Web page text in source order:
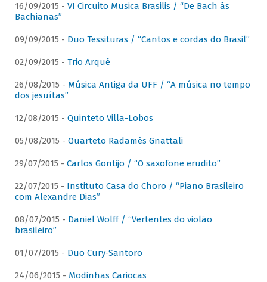
16/09/2015 - VI Circuito Musica Brasilis / “De Bach às
Bachianas”
09/09/2015 - Duo Tessituras / “Cantos e cordas do Brasil”
02/09/2015 - Trio Arqué
26/08/2015 - Música Antiga da UFF / “A música no tempo
dos jesuítas”
12/08/2015 - Quinteto Villa-Lobos
05/08/2015 - Quarteto Radamés Gnattali
29/07/2015 - Carlos Gontijo / “O saxofone erudito”
22/07/2015 - Instituto Casa do Choro / “Piano Brasileiro
com Alexandre Dias”
08/07/2015 - Daniel Wolff / “Vertentes do violão
brasileiro”
01/07/2015 - Duo Cury-Santoro
24/06/2015 - Modinhas Cariocas